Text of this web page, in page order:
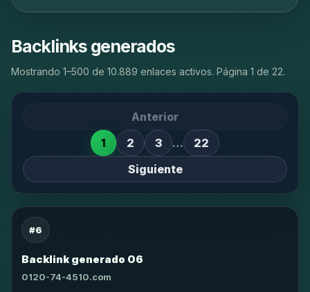
Backlinks generados
Mostrando 1–500 de 10.889 enlaces activos. Página 1 de 22.
Anterior
1
2 3 …
22
Siguiente
#6
Backlink generado 06
0120-74-4510.com